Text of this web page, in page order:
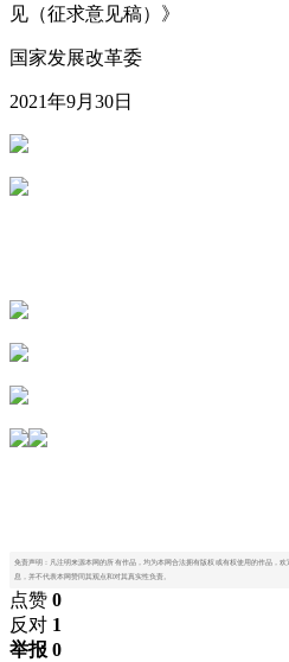
见（征求意见稿）》
国家发展改革委
2021年9月30日
免责声明：凡注明来源本网的所有作品，均为本网合法拥有版权或有权使用的作品，
息，并不代表本网赞同其观点和对其真实性负责。
点赞 0
反对 1
举报 0